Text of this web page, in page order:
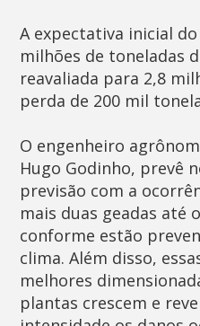
A expectativa inicial
milhões de toneladas
reavaliada para 2,8
perda de 200 mil
O engenheiro
Hugo Godinho, prevê
previsão com a
mais duas geadas até
conforme estão
clima. Além disso,
melhores
plantas crescem e